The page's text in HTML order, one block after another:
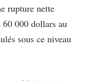
rupture nette
000 dollars au
sous ce niveau